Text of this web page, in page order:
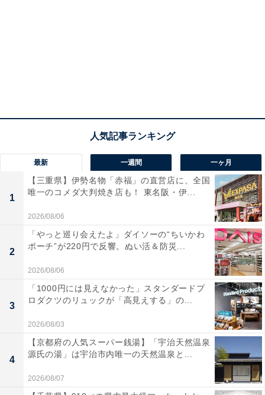
最新 一週間 一ヶ月
1
【三重県】伊勢名物「赤福」の直営店に、全国
唯一のコメダ大判焼き店も！ 東名阪・伊...
2026/08/06
2
「やっと巡り会えたよ」ダイソーの“ちいかわ
ポーチ”が220円で反響。ぬい活＆防災...
2026/08/06
3
「1000円には見えなかった」スタンダードプ
ロダクツのリュックが「高見えする」の...
2026/08/03
4
【京都府の人気スーパー銭湯】「宇治天然温泉
源氏の湯」は宇治市内唯一の天然温泉と...
2026/08/07